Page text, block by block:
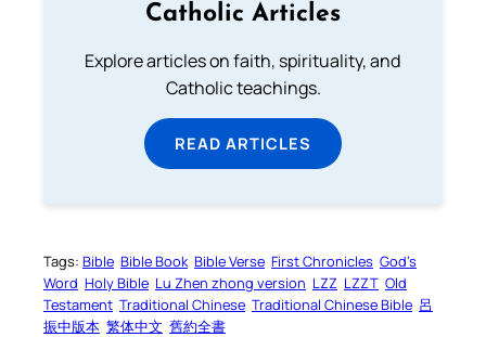
Catholic Articles
Explore articles on faith, spirituality, and
Catholic teachings.
READ ARTICLES
Tags: Bible Bible Book Bible Verse First Chronicles God’s
Word Holy Bible Lu Zhen zhong version LZZ LZZT Old
Testament Traditional Chinese Traditional Chinese Bible 呂
振中版本 繁体中文 舊約全書